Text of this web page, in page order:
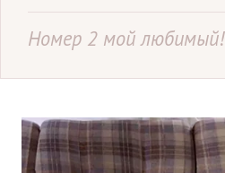
Номер 2 мой любимый!